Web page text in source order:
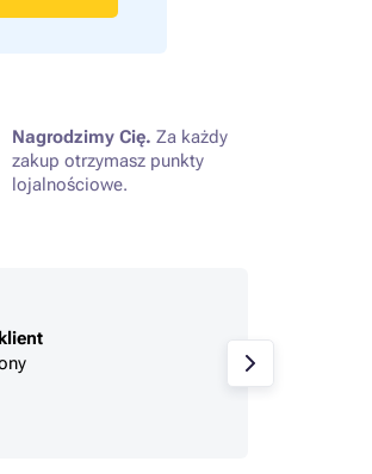
Nagrodzimy Cię. Za każdy
zakup otrzymasz punkty
lojalnościowe.